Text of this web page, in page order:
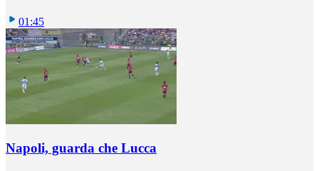
01:45
Napoli, guarda che Lucca